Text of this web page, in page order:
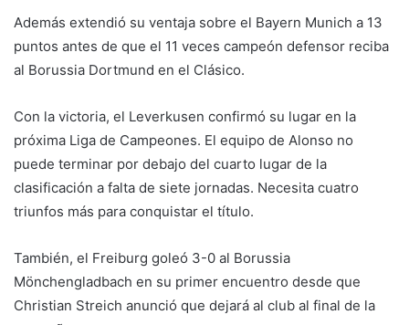
Además extendió su ventaja sobre el Bayern Munich a 13
puntos antes de que el 11 veces campeón defensor reciba
al Borussia Dortmund en el Clásico.
Con la victoria, el Leverkusen confirmó su lugar en la
próxima Liga de Campeones. El equipo de Alonso no
puede terminar por debajo del cuarto lugar de la
clasificación a falta de siete jornadas. Necesita cuatro
triunfos más para conquistar el título.
También, el Freiburg goleó 3-0 al Borussia
Mönchengladbach en su primer encuentro desde que
Christian Streich anunció que dejará al club al final de la